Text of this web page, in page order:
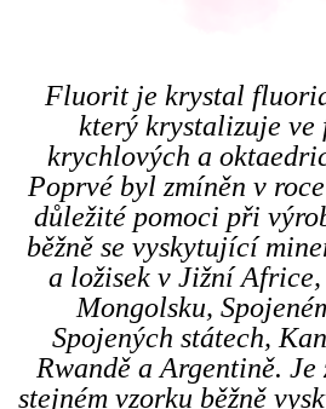
Fluorit je krystal
který krystalizuje ve
krychlových a
Poprvé byl zmíněn v
důležité pomoci při
běžně se vyskytující
a ložisek v Jižní
Mongolsku,
Spojených státech,
Rwandě a Argentině. Je
stejném vzorku běžně